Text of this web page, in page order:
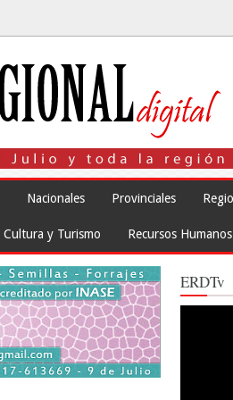
Nacionales Provinciales
Cultura y Turismo Recursos Humanos
ERDTv